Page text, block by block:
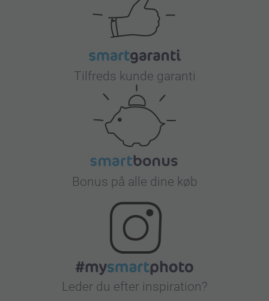
Tilfreds kunde garanti
Bonus på alle dine køb
Leder du efter inspiration?